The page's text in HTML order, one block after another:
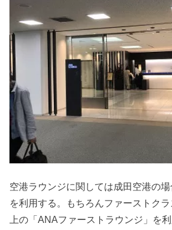
空港ラウンジに関しては成田空港の
を利用する。もちろんファーストク
上の「ANAファーストラウンジ」を